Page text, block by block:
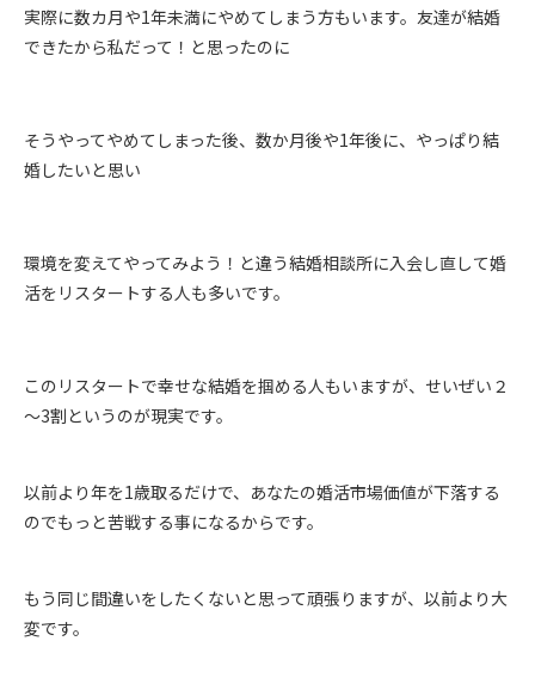
実際に数カ月や1年未満にやめてしまう方もいます。友達が結婚
できたから私だって！と思ったのに
そうやってやめてしまった後、数か月後や1年後に、やっぱり結
婚したいと思い
環境を変えてやってみよう！と違う結婚相談所に入会し直して婚
活をリスタートする人も多いです。
このリスタートで幸せな結婚を掴める人もいますが、せいぜい２
～3割というのが現実です。
以前より年を1歳取るだけで、あなたの婚活市場価値が下落する
のでもっと苦戦する事になるからです。
もう同じ間違いをしたくないと思って頑張りますが、以前より大
変です。